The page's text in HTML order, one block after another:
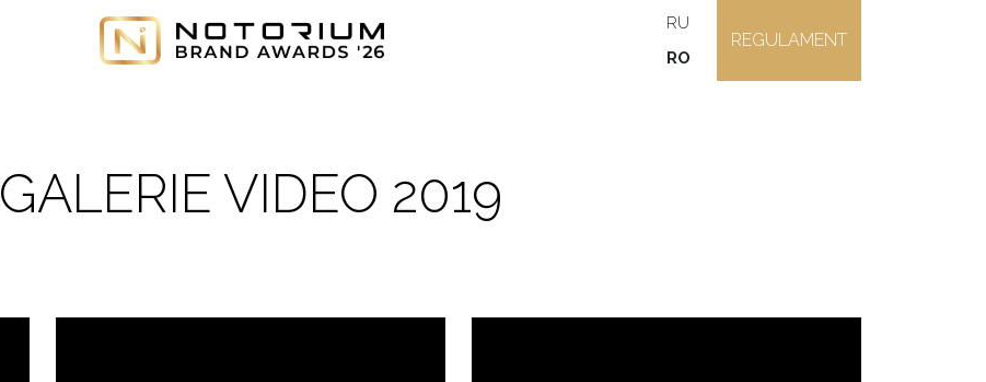
RU
RO
REGULAMENT
GALERIE VIDEO 2019